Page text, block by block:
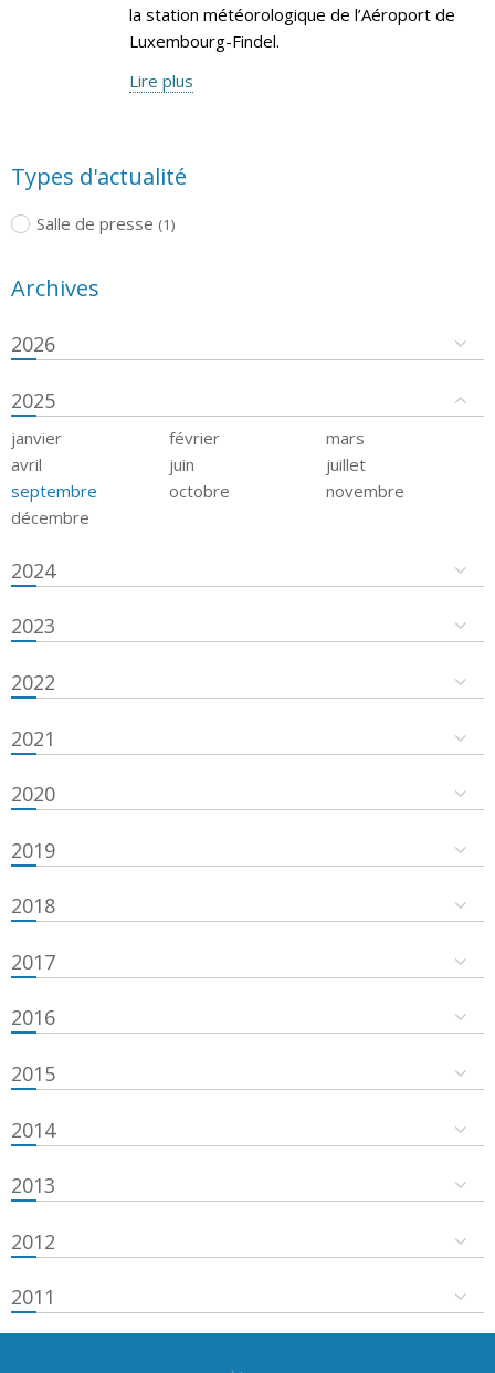
la station météorologique de l’Aéroport de
Luxembourg-Findel.
Lire plus
Types d'actualité
Salle de presse (1)
Archives
2026
2025
janvier février
mars
avril
juin
juillet
septembre
octobre
novembre
décembre
2024
2023
2022
2021
2020
2019
2018
2017
2016
2015
2014
2013
2012
2011